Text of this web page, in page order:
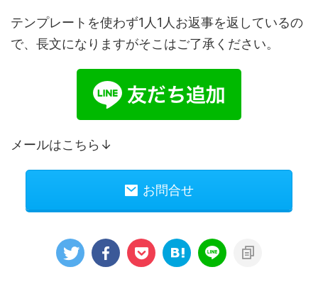
テンプレートを使わず1人1人お返事を返しているの
で、長文になりますがそこはご了承ください。
メールはこちら↓
お問合せ